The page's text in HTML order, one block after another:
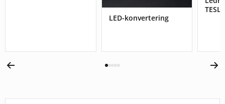
LED-konvertering